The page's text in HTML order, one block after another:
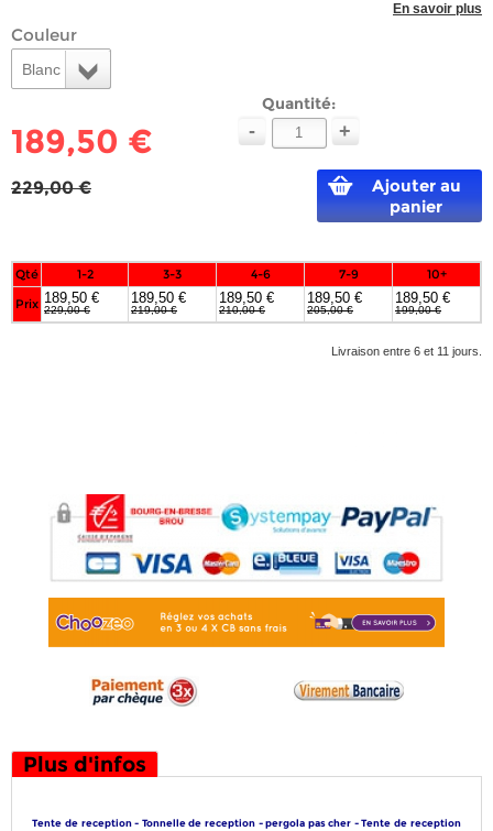
En savoir plus
Couleur
Blanc
189,50 €
229,00 €
Quantité:
- +
Ajouter au
panier
Qté 1-2 3-3 4-6 7-9
10+
Prix 189,50 €
229,00 €
189,50 €
219,00 €
189,50 €
210,00 €
189,50 €
205,00 €
189,50 €
199,00 €
Livraison entre 6 et 11 jours.
Plus d'infos
Tente de reception - Tonnelle de reception - pergola pas cher -Tente de reception